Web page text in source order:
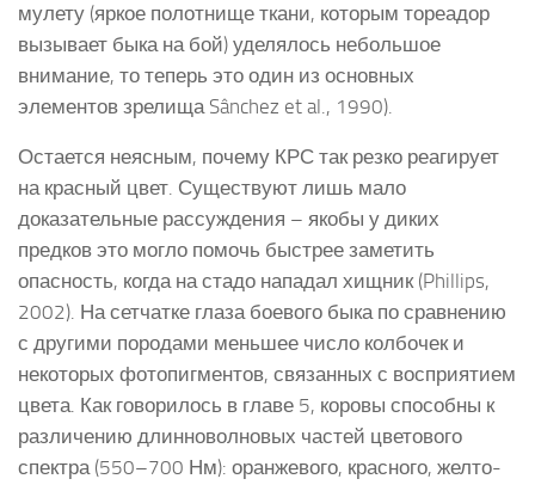
мулету (яркое полотнище ткани, которым тореадор
вызывает быка на бой) уделялось небольшое
внимание, то теперь это один из основных
элементов зрелища Sânchez et al., 1990).
Остается неясным, почему КРС так резко реагирует
на красный цвет. Существуют лишь мало
доказательные рассуждения – якобы у диких
предков это могло помочь быстрее заметить
опасность, когда на стадо нападал хищник (Phillips,
2002). На сетчатке глаза боевого быка по сравнению
с другими породами меньшее число колбочек и
некоторых фотопигментов, связанных с восприятием
цвета. Как говорилось в главе 5, коровы способны к
различению длинноволновых частей цветового
спектра (550–700 Нм): оранжевого, красного, желто-